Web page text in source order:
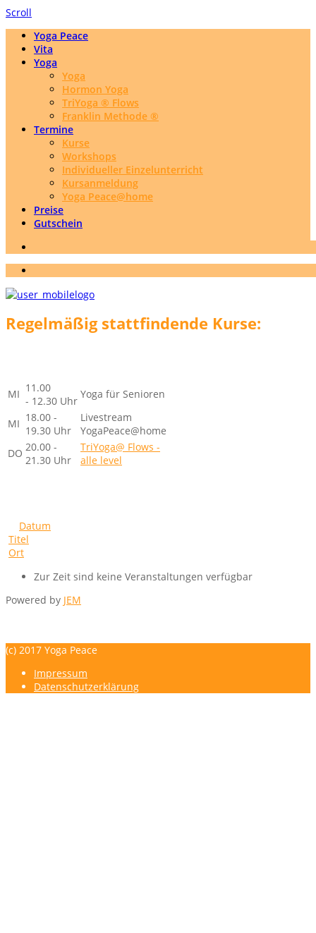
Scroll
Yoga Peace
Vita
Yoga
Yoga
Hormon Yoga
TriYoga ® Flows
Franklin Methode ®
Termine
Kurse
Workshops
Individueller Einzelunterricht
Kursanmeldung
Yoga Peace@home
Preise
Gutschein
Regelmäßig stattfindende Kurse:
MI 11.00
- 12.30 Uhr
Yoga für Senioren
MI 18.00 -
19.30 Uhr
Livestream
YogaPeace@home
DO 20.00 -
21.30 Uhr
TriYoga@ Flows -
alle level
Datum
Titel
Ort
Zur Zeit sind keine Veranstaltungen verfügbar
Powered by JEM
(c) 2017 Yoga Peace
Impressum
Datenschutzerklärung